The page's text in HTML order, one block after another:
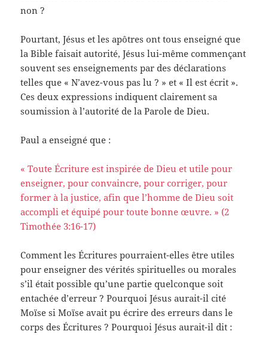
non ?
Pourtant, Jésus et les apôtres ont tous enseigné que
la Bible faisait autorité, Jésus lui-même commençant
souvent ses enseignements par des déclarations
telles que « N’avez-vous pas lu ? » et « Il est écrit ».
Ces deux expressions indiquent clairement sa
soumission à l’autorité de la Parole de Dieu.
Paul a enseigné que :
« Toute Écriture est inspirée de Dieu et utile pour
enseigner, pour convaincre, pour corriger, pour
former à la justice, afin que l’homme de Dieu soit
accompli et équipé pour toute bonne œuvre. » (2
Timothée 3:16-17)
Comment les Écritures pourraient-elles être utiles
pour enseigner des vérités spirituelles ou morales
s’il était possible qu’une partie quelconque soit
entachée d’erreur ? Pourquoi Jésus aurait-il cité
Moïse si Moïse avait pu écrire des erreurs dans le
corps des Écritures ? Pourquoi Jésus aurait-il dit :